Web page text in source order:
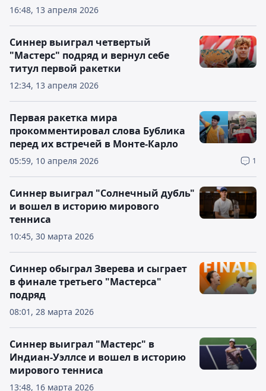
16:48, 13 апреля 2026
12:34, 13 апреля 2026
Синнер выиграл четвертый
"Мастерс" подряд и вернул себе
титул первой ракетки
05:59, 10 апреля 2026 1
Первая ракетка мира
прокомментировал слова Бублика
перед их встречей в Монте-Карло
10:45, 30 марта 2026
Синнер выиграл "Солнечный дубль"
и вошел в историю мирового
тенниса
08:01, 28 марта 2026
Синнер обыграл Зверева и сыграет
в финале третьего "Мастерса"
подряд
13:48, 16 марта 2026
Синнер выиграл "Мастерс" в
Индиан-Уэллсе и вошел в историю
мирового тенниса